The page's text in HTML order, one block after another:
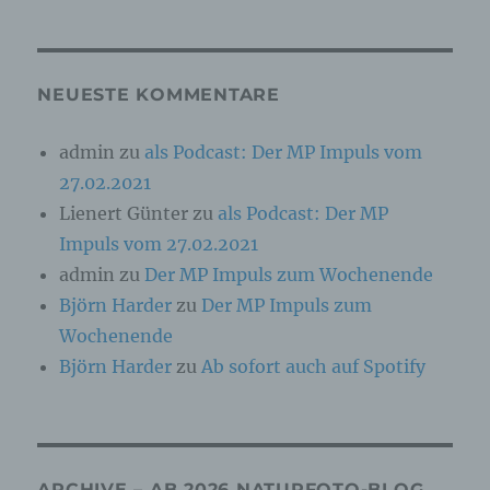
NEUESTE KOMMENTARE
admin zu als Podcast: Der MP Impuls vom
27.02.2021
Lienert Günter zu als Podcast: Der MP
Impuls vom 27.02.2021
admin zu Der MP Impuls zum Wochenende
Björn Harder zu Der MP Impuls zum
Wochenende
Björn Harder zuAb sofort auch auf Spotify
physischen, physiologischen, genetischen,
sozialen Identität dieser natürlichen Person
b) betroffene Person
Betroffene Person ist jede identifizierte oder
identifizierbare natürliche Person, deren
personenbezogene Daten von dem für die
werden.
c) Verarbeitung
automatisierter Verfahren ausgeführte Vorgang